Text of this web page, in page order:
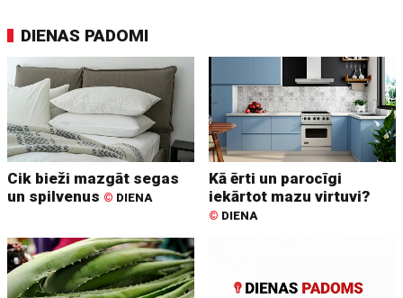
DIENAS PADOMI
Cik bieži mazgāt segas
un spilvenus © DIENA
Kā ērti un parocīgi
iekārtot mazu virtuvi?
© DIENA